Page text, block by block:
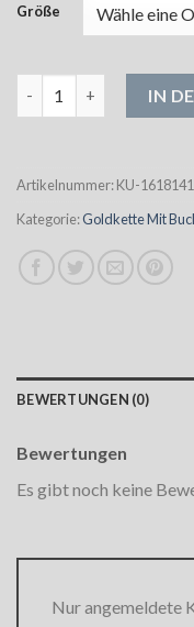
Größe
IN
Artikelnummer:KU-
Kategorie:Goldkette Mit
BEWERTUNGEN (0)
Bewertungen
Es gibt noch keine
Nur angemeldete